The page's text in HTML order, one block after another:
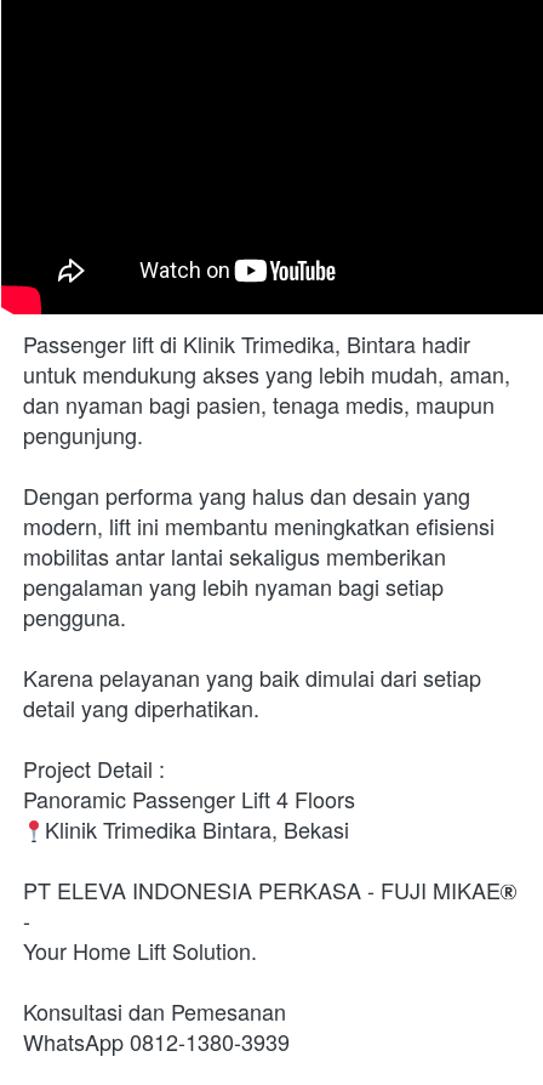
Passenger lift di Klinik Trimedika, Bintara hadir
untuk mendukung akses yang lebih mudah, aman,
dan nyaman bagi pasien, tenaga medis, maupun
pengunjung.
Dengan performa yang halus dan desain yang
modern, lift ini membantu meningkatkan efisiensi
mobilitas antar lantai sekaligus memberikan
pengalaman yang lebih nyaman bagi setiap
pengguna.
Karena pelayanan yang baik dimulai dari setiap
detail yang diperhatikan.
Project Detail :
Panoramic Passenger Lift 4 Floors
Klinik Trimedika Bintara, Bekasi
PT ELEVA INDONESIA PERKASA - FUJI MIKAE
-
Your Home Lift Solution.
Konsultasi dan Pemesanan
WhatsApp 0812-1380-3939